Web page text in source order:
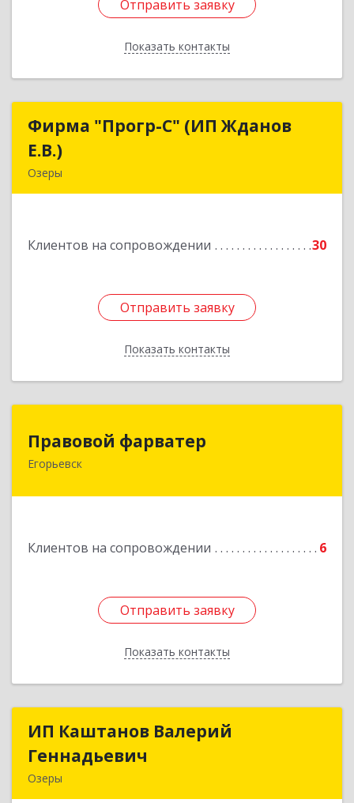
Отправить заявку
Показать контакты
Отправить заявку
Назад
Фирма "Прогр-С" (ИП Жданов
Е.В.)
Озеры
Клиентов на сопровождении 30
Отправить заявку
Показать контакты
Фирма "Прогр-С" (ИП Жданов
Подробнее
Отправить заявку
Назад
Правовой фарватер
Егорьевск
Клиентов на сопровождении 6
Отправить заявку
Показать контакты
Отправить заявку
Назад
ИП Каштанов Валерий
Геннадьевич
Озеры
ИП Каштанов Валерий